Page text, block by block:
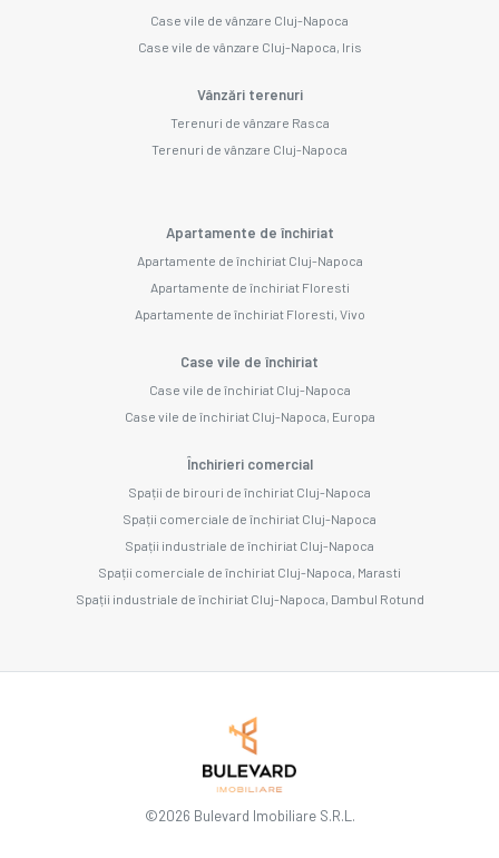
Case vile de vânzare Cluj-Napoca
Case vile de vânzare Cluj-Napoca, Iris
Vânzări terenuri
Terenuri de vânzare Rasca
Terenuri de vânzare Cluj-Napoca
Apartamente de închiriat
Apartamente de închiriat Cluj-Napoca
Apartamente de închiriat Floresti
Apartamente de închiriat Floresti, Vivo
Case vile de închiriat
Case vile de închiriat Cluj-Napoca
Case vile de închiriat Cluj-Napoca, Europa
Închirieri comercial
Spații de birouri de închiriat Cluj-Napoca
Spații comerciale de închiriat Cluj-Napoca
Spații industriale de închiriat Cluj-Napoca
Spații comerciale de închiriat Cluj-Napoca, Marasti
Spații industriale de închiriat Cluj-Napoca, Dambul Rotund
©2026 Bulevard Imobiliare S.R.L.